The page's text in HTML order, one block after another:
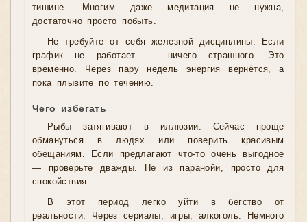
тишине. Многим даже медитация не нужна,
достаточно просто побыть.
Не требуйте от себя железной дисциплины. Если
график не работает — ничего страшного. Это
временно. Через пару недель энергия вернётся, а
пока плывите по течению.
Чего избегать
Рыбы затягивают в иллюзии. Сейчас проще
обмануться в людях или поверить красивым
обещаниям. Если предлагают что-то очень выгодное
— проверьте дважды. Не из паранойи, просто для
спокойствия.
В этот период легко уйти в бегство от
реальности. Через сериалы, игры, алкоголь. Немного